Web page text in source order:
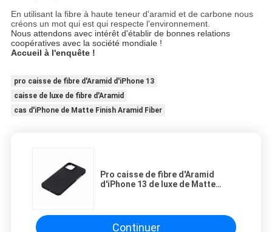
En utilisant la fibre à haute teneur d'aramid et de carbone nous
créons un mot qui est qui respecte l'environnement.
Nous attendons avec intérêt d'établir de bonnes relations
coopératives avec la société mondiale !
Accueil à l'enquête !
pro caisse de fibre d'Aramid d'iPhone 13
caisse de luxe de fibre d'Aramid
cas d'iPhone de Matte Finish Aramid Fiber
Pro caisse de fibre d'Aramid
d'iPhone 13 de luxe de Matte
Continuer